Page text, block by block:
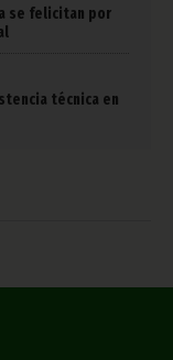
se felicitan por
técnica en